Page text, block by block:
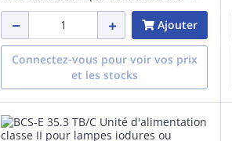
Ajouter
Connectez-vous pour voir vos prix
et les stocks